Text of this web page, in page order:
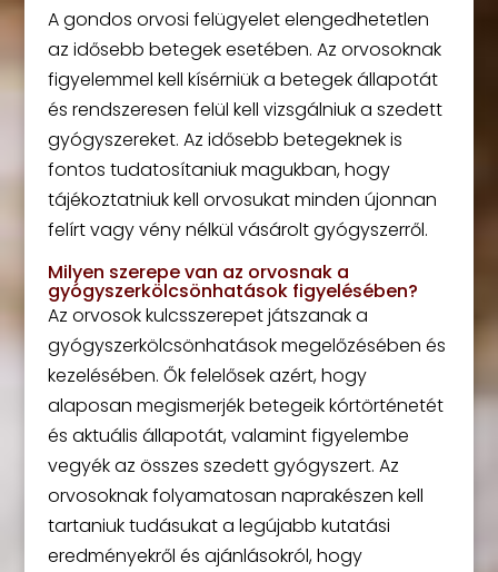
A gondos orvosi felügyelet elengedhetetlen
az idősebb betegek esetében. Az orvosoknak
figyelemmel kell kísérniük a betegek állapotát
és rendszeresen felül kell vizsgálniuk a szedett
gyógyszereket. Az idősebb betegeknek is
fontos tudatosítaniuk magukban, hogy
tájékoztatniuk kell orvosukat minden újonnan
felírt vagy vény nélkül vásárolt gyógyszerről.
Milyen szerepe van az orvosnak a
gyógyszerkölcsönhatások figyelésében?
Az orvosok kulcsszerepet játszanak a
gyógyszerkölcsönhatások megelőzésében és
kezelésében. Ők felelősek azért, hogy
alaposan megismerjék betegeik kórtörténetét
és aktuális állapotát, valamint figyelembe
vegyék az összes szedett gyógyszert. Az
orvosoknak folyamatosan naprakészen kell
tartaniuk tudásukat a legújabb kutatási
eredményekről és ajánlásokról, hogy